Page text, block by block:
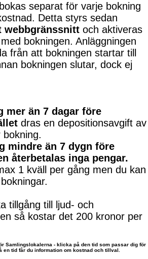
separat för varje bokning
Detta styrs sedan
webbgränssnitt och aktiveras
bokningen. Anläggningen
från att bokningen startar till
bokningen slutar, dock ej
mer än 7 dagar före
dras en depositionsavgift av
bokning.
mindre än 7 dygn före
återbetalas inga pengar.
1 kväll per gång men du kan
tillgång till ljud- och
så kostar det 200 kronor per
Samlingslokalerna - klicka på den tid som passar dig för
en tid får du information om kostnad och tillval.